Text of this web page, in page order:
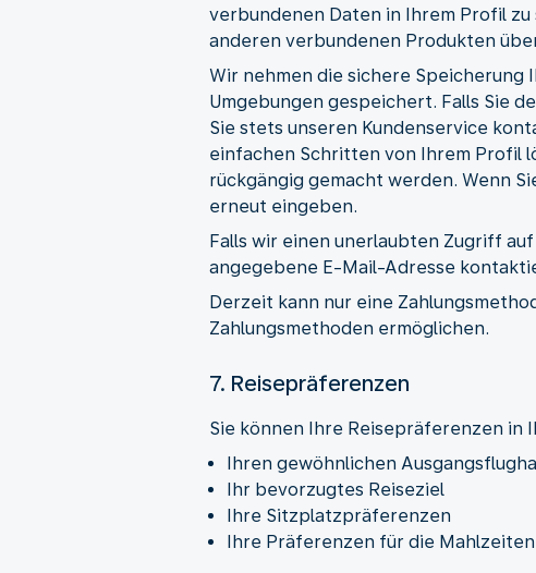
verbundenen Daten in Ihrem Profil
anderen verbundenen Produkten
Wir nehmen die sichere Speicherung
Umgebungen gespeichert. Falls Sie
Sie stets unseren Kundenservice
einfachen Schritten von Ihrem Profil
rückgängig gemacht werden. Wenn
erneut eingeben.
Falls wir einen unerlaubten Zugriff
angegebene E-Mail-Adresse
Derzeit kann nur eine
Zahlungsmethoden ermöglichen.
7. Reisepräferenzen
Sie können Ihre Reisepräferenzen in
Ihren gewöhnlichen
Ihr bevorzugtes Reiseziel
Ihre Sitzplatzpräferenzen
Ihre Präferenzen für die Mahlzeiten